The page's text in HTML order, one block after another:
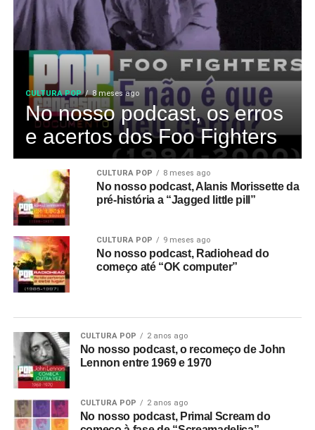
CULTURA POP 8 meses ago
No nosso podcast, os erros
e acertos dos Foo Fighters
CULTURA POP 8 meses ago
No nosso podcast, Alanis Morissette da
pré-história a “Jagged little pill”
CULTURA POP 9 meses ago
No nosso podcast, Radiohead do
começo até “OK computer”
CULTURA POP 2 anos ago
No nosso podcast, o recomeço de John
Lennon entre 1969 e 1970
CULTURA POP 2 anos ago
No nosso podcast, Primal Scream do